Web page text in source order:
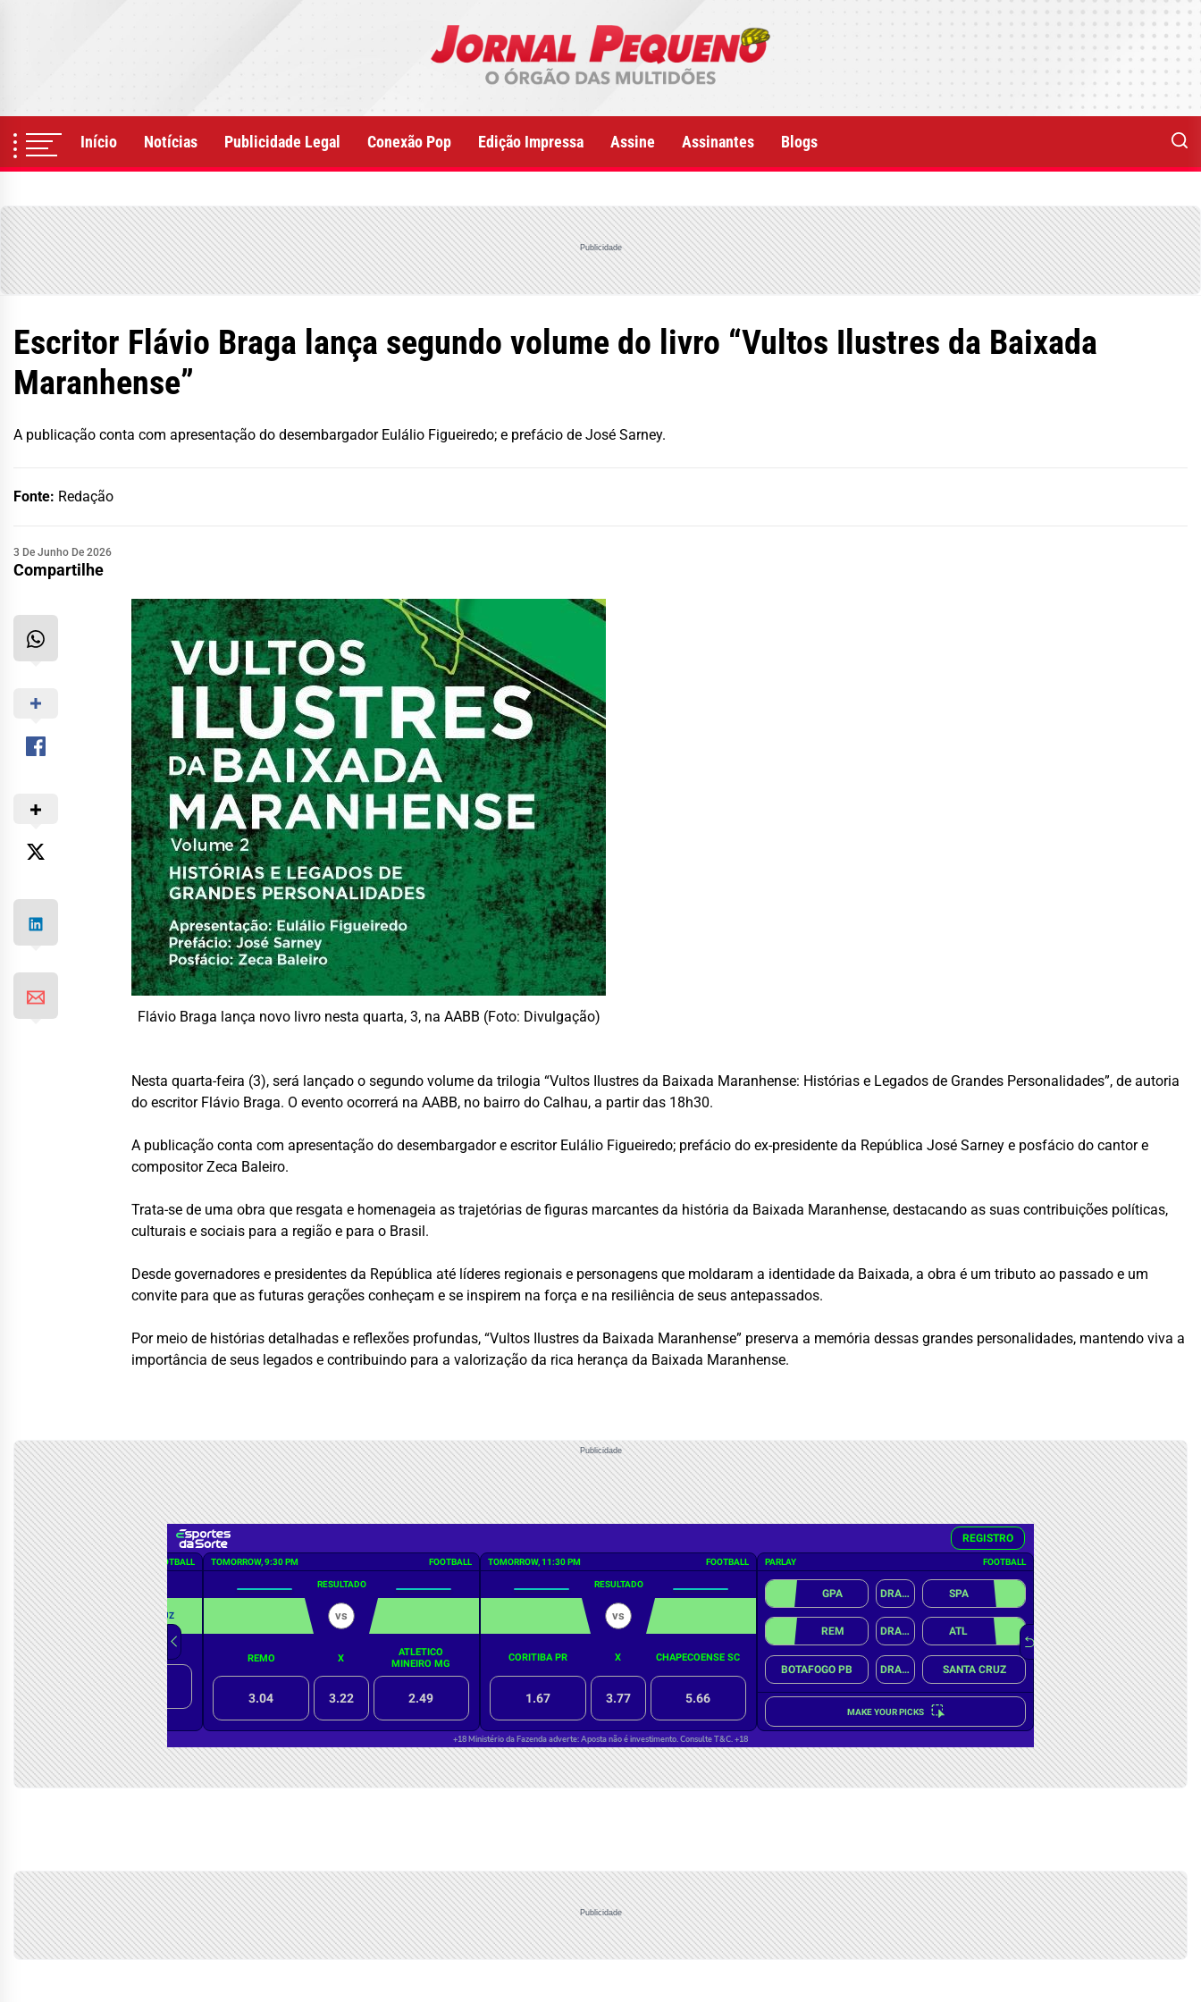
Início Notícias Publicidade Legal Conexão Pop Edição Impressa Assine Assinantes Blogs
Publicidade
Escritor Flávio Braga lança segundo volume do livro “Vultos Ilustres da Baixada
Maranhense”
A publicação conta com apresentação do desembargador Eulálio Figueiredo; e prefácio de José Sarney.
Fonte: Redação
3 De Junho De 2026
Compartilhe
Flávio Braga lança novo livro nesta quarta, 3, na AABB (Foto: Divulgação)
Nesta quarta-feira (3), será lançado o segundo volume da trilogia “Vultos Ilustres da Baixada Maranhense: Histórias e Legados de Grandes Personalidades”, de autoria
do escritor Flávio Braga. O evento ocorrerá na AABB, no bairro do Calhau, a partir das 18h30.
A publicação conta com apresentação do desembargador e escritor Eulálio Figueiredo; prefácio do ex-presidente da República José Sarney e posfácio do cantor e
compositor Zeca Baleiro.
Trata-se de uma obra que resgata e homenageia as trajetórias de figuras marcantes da história da Baixada Maranhense, destacando as suas contribuições políticas,
culturais e sociais para a região e para o Brasil.
Desde governadores e presidentes da República até líderes regionais e personagens que moldaram a identidade da Baixada, a obra é um tributo ao passado e um
convite para que as futuras gerações conheçam e se inspirem na força e na resiliência de seus antepassados.
Por meio de histórias detalhadas e reflexões profundas, “Vultos Ilustres da Baixada Maranhense” preserva a memória dessas grandes personalidades, mantendo viva a
importância de seus legados e contribuindo para a valorização da rica herança da Baixada Maranhense.
Publicidade
Publicidade